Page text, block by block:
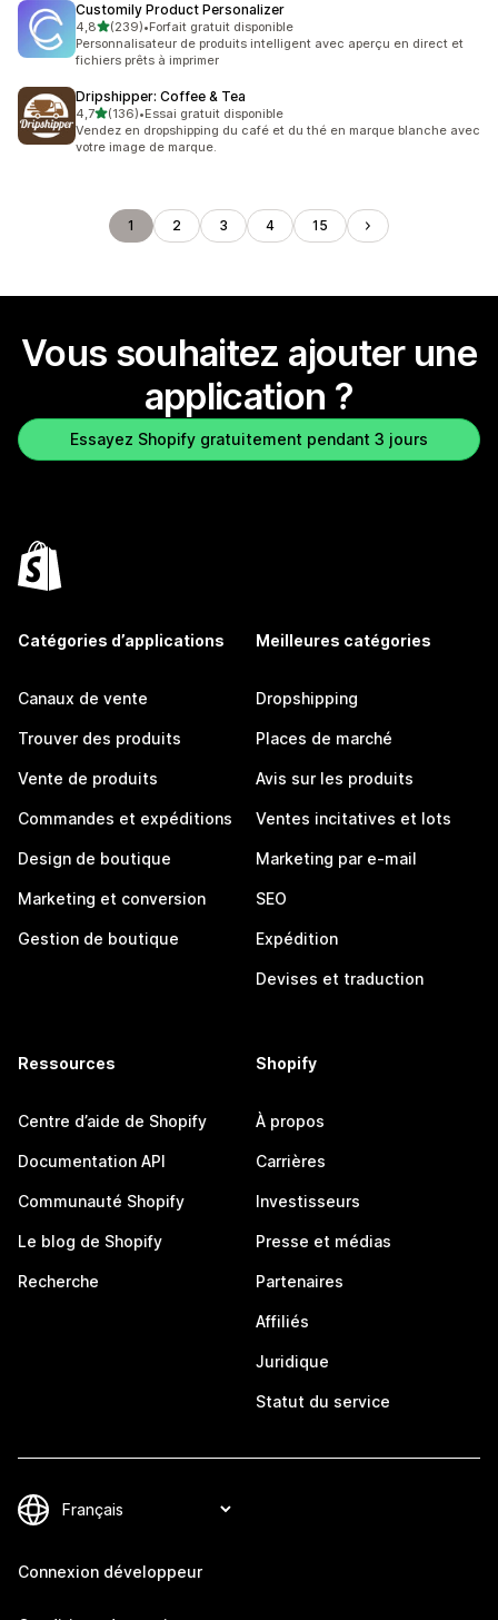
Customily Product Personalizer
4,8étoile(s) sur 5
(239)
239 avis au total
•Forfait gratuit disponible
Personnalisateur de produits intelligent avec aperçu en direct et
fichiers prêts à imprimer
Dripshipper: Coffee & Tea
4,7étoile(s) sur 5
(136)
136 avis au total
•Essai gratuit disponible
Vendez en dropshipping du café et du thé en marque blanche avec
votre image de marque.
1 2 3 4 15
Vous souhaitez ajouter une
application ?
Essayez Shopify gratuitement pendant 3 jours
Catégories d’applications
Canaux de vente
Trouver des produits
Vente de produits
Commandes et expéditions
Design de boutique
Marketing et conversion
Gestion de boutique
Meilleures catégories
Dropshipping
Places de marché
Avis sur les produits
Ventes incitatives et lots
Marketing par e-mail
SEO
Expédition
Devises et traduction
Ressources
Centre d’aide de Shopify
Documentation API
Communauté Shopify
Le blog de Shopify
Recherche
Shopify
À propos
Carrières
Investisseurs
Presse et médias
Partenaires
Affiliés
Juridique
Statut du service
Connexion développeur